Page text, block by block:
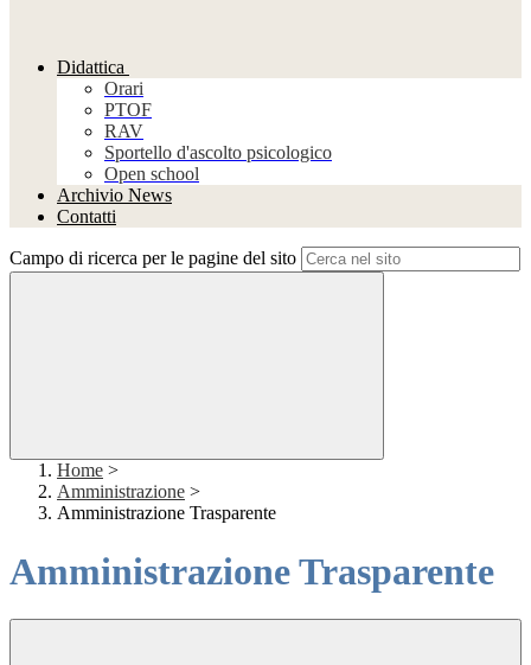
Didattica
Orari
PTOF
RAV
Sportello d'ascolto psicologico
Open school
Archivio News
Contatti
Campo di ricerca per le pagine del sito
Home >
Amministrazione >
Amministrazione Trasparente
Amministrazione Trasparente